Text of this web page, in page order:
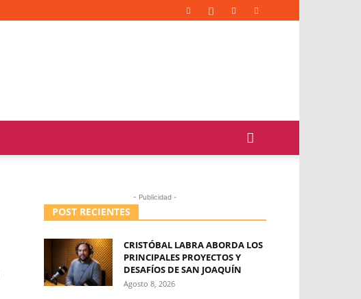
- Publicidad -
POST RECIENTES
CRISTÓBAL LABRA ABORDA LOS
PRINCIPALES PROYECTOS Y
DESAFÍOS DE SAN JOAQUÍN
Agosto 8, 2026